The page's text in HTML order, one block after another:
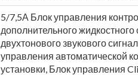
5/7,5А Блок управления
дополнительного
двухтонового звукового
управления автоматической
установки, Блок управления